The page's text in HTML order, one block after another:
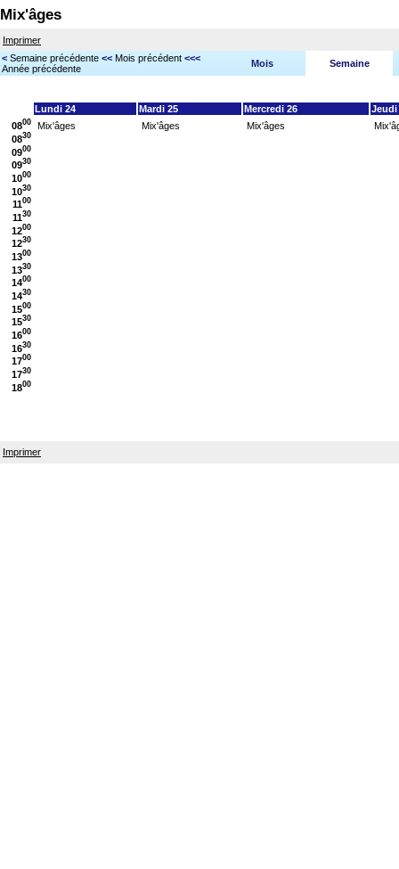
Mix'âges
Imprimer
< Semaine précédente << Mois précédent <<<
Année précédente
Mois Semaine
Lundi 24 Mardi 25 Mercredi 26
Jeudi
0800
0830
0900
0930
1000
1030
1100
1130
1200
1230
1300
1330
1400
1430
1500
1530
1600
1630
1700
1730
1800
Mix'âges Mix'âges Mix'âges
Imprimer